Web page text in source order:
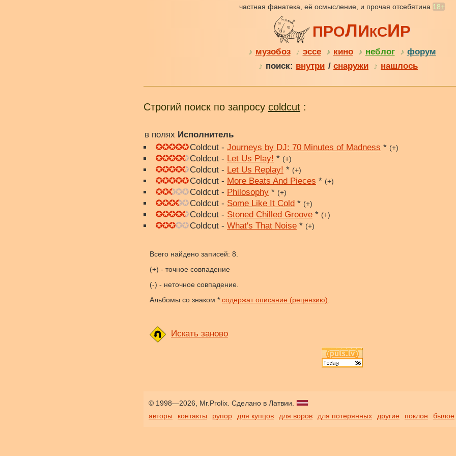
частная фанатека, её осмысление, и прочая отсебятина 18+
ПРОЛИКСИР
♪ музобоз ♪ эссе ♪ кино ♪ неблог ♪ форум
♪ поиск: внутри / снаружи ♪ нашлось
Строгий поиск по запросу coldcut :
в полях Исполнитель
Coldcut - Journeys by DJ: 70 Minutes of Madness * (+)
Coldcut - Let Us Play! * (+)
Coldcut - Let Us Replay! * (+)
Coldcut - More Beats And Pieces * (+)
Coldcut - Philosophy * (+)
Coldcut - Some Like It Cold * (+)
Coldcut - Stoned Chilled Groove * (+)
Coldcut - What's That Noise * (+)
Всего найдено записей: 8.
(+) - точное совпадение
(-) - неточное совпадение.
Альбомы со знаком * содержат описание (рецензию)
Искать заново
© 1998—2026, Mr.Prolix. Сделано в Латвии.
авторы
контакты рупор для купцов для воров для потерянных другие поклон былое